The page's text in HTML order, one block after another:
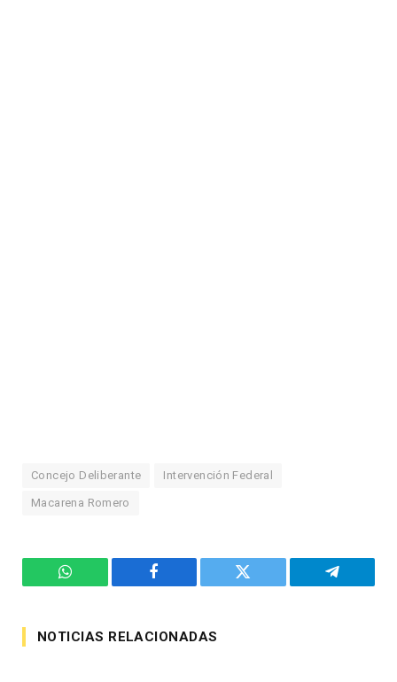
Concejo Deliberante Intervención Federal
Macarena Romero
WhatsApp Facebook Twitter Telegram
NOTICIAS RELACIONADAS